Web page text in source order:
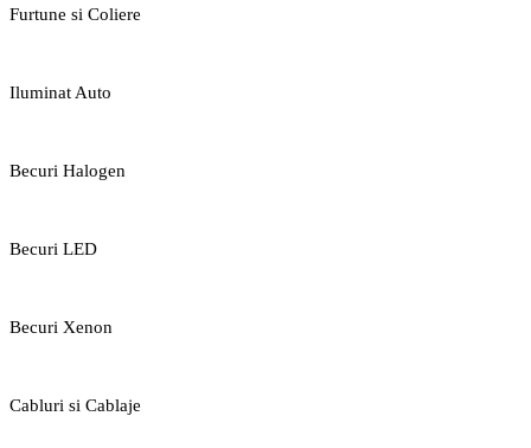
Furtune si Coliere
Iluminat Auto
Becuri Halogen
Becuri LED
Becuri Xenon
Cabluri si Cablaje